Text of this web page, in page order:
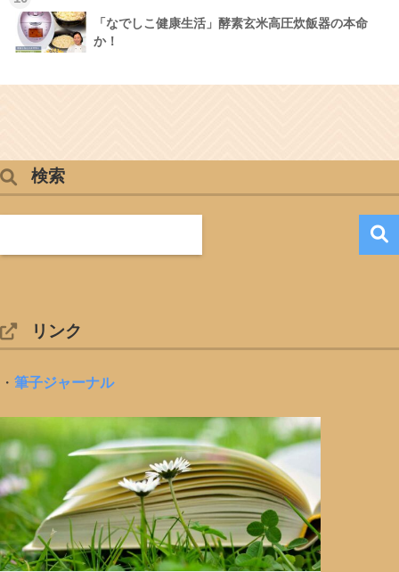
「なでしこ健康生活」酵素玄米高圧炊飯器の本命
か！
検索
リンク
・ 筆子ジャーナル